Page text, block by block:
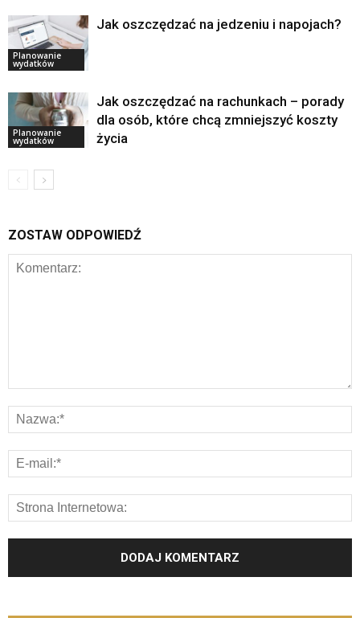
Planowanie
wydatków
Jak oszczędzać na jedzeniu i napojach?
Planowanie
wydatków
Jak oszczędzać na rachunkach – porady
dla osób, które chcą zmniejszyć koszty
życia
ZOSTAW ODPOWIEDŹ